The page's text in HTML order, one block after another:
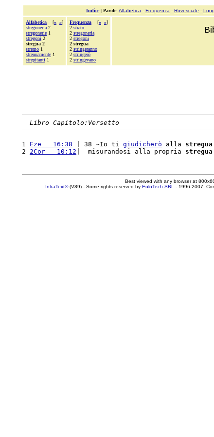
Indice| Parole: Alfabetica - Frequenza - Rovesciate -
Alfabetica [« »]
stregoneria 2
stregonerie 1
stregoni 2
stregua 2
stremo 1
strenuamente 1
strepitanti 1
Frequenza [« »]
2 strato
2 stregoneria
2 stregoni
2 stregua
2 stringeranno
2 stringerò
2 stringevano
Libro Capitolo:Versetto
1 Eze   16:38 | 38 ~Io ti giudicherò alla stregua
2 2Cor   10:12 |  misurandosi alla propria stregua
Best viewed with any browser at
IntraText®(V89) - Some rights reserved by EuloTech SRL - 1996-2007.